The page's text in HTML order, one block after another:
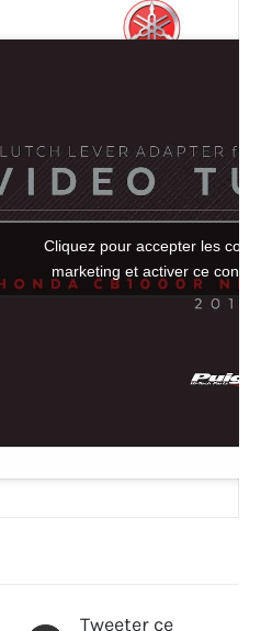
Cliquez pour accepter les
marketing et activer ce contenu
Tweeter ce